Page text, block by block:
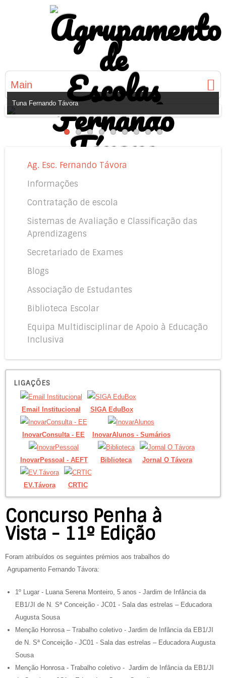
Main
Tuna Fernando Távora
Ag. Esc. Fernando Távora
Informações
Contratação de escola
Sistemas de Avaliação e Classificação das
Aprendizagens
Secretariado de Exames
Blogs
Associação de Estudantes
Biblioteca Escolar
Equipa Multidisciplinar de Apoio à Educação
Inclusiva
LIGAÇÕES
Email Institucional SIGA EduBox
InovarConsulta - EE InovarAlunos - Sumários
InovarPessoal - AEFT Biblioteca Jornal O Távora
EV.Távora CRTIC
Concurso Penha à
Vista - 11º Edição
Foram atribuídos os seguintes prémios aos trabalhos do
Agrupamento Fernando Távora:
1º Lugar - Luana Serena Monteiro, 5 anos - Jardim de Infância da
EB1/JI de N. Sª Conceição - JC01 - Sala das estrelas – Educadora
Augusta Sousa
Menção Honrosa – Trabalho coletivo - Jardim de Infância da EB1/JI
de N. Sª Conceição - JC01 - Sala das estrelas – Educadora Augusta
Sousa
Menção Honrosa - Trabalho coletivo - Jardim de Infância da EB1/JI